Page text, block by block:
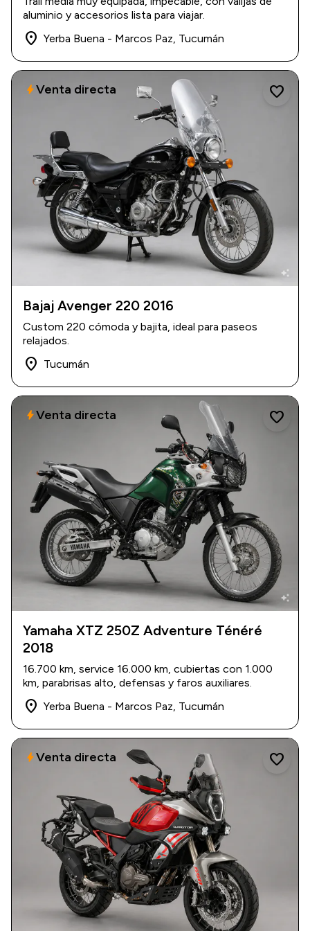
$ 14.000.000
aluminio y accesorios lista para viajar.
place Yerba Buena - Marcos Paz, Tucumán
auto_awesome
2016 22.000 km
$ 2.800.000
Bajaj Avenger 220 2016
Custom 220 cómoda y bajita, ideal para paseos
relajados.
place Tucumán
favorite
boltVenta directa
auto_awesome
2018|
$ 7.500.000
Yamaha XTZ 250Z Adventure Ténéré
2018
16.700 km, service 16.000 km, cubiertas con 1.000
km, parabrisas alto, defensas y faros auxiliares.
place Yerba Buena - Marcos Paz, Tucumán
favorite
boltVenta directa
favorite
boltVenta directa